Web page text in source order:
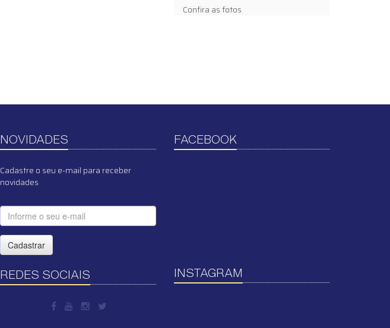
Confira as fotos
NOVIDADES
Cadastre o seu e-mail para receber
novidades
Cadastrar
REDES SOCIAIS
FACEBOOK
INSTAGRAM